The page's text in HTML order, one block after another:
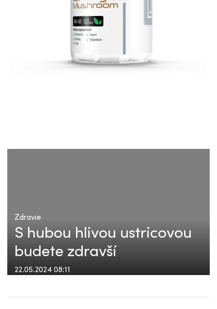
Zdravie
S hubou hlivou ustricovou
budete zdravší
22.05.2024 08:11